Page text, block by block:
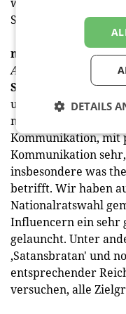
Sozialen Medien
medianet:
Wie
Ausgaben wohin
Schipany:
Wie sich
uns einfach
mit der digitalen
Kommunikation, mit
Kommunikation
insbesondere was
betrifft. Wir haben
Nationalratswahl
Influencern ein sehr
gelauncht. Unter
‚Satansbratan' und
entsprechender
versuchen, alle
DETAILS